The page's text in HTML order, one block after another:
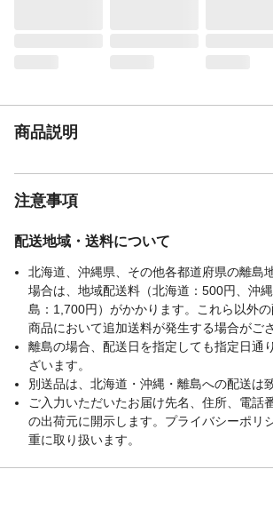
商品説明
注意事項
配送地域・送料について
北海道、沖縄県、その他各都道府県の離島
場合は、地域配送料（北海道：500円、沖
島：1,700円）がかかります。これら以外
商品において追加送料が発生する場合がご
離島の場合、配送日を指定しても指定日通
ざいます。
別送品は、北海道・沖縄・離島への配送は
ご入力いただいたお届け先名、住所、電話
の出荷元に開示します。プライバシーポリ
重に取り扱います。